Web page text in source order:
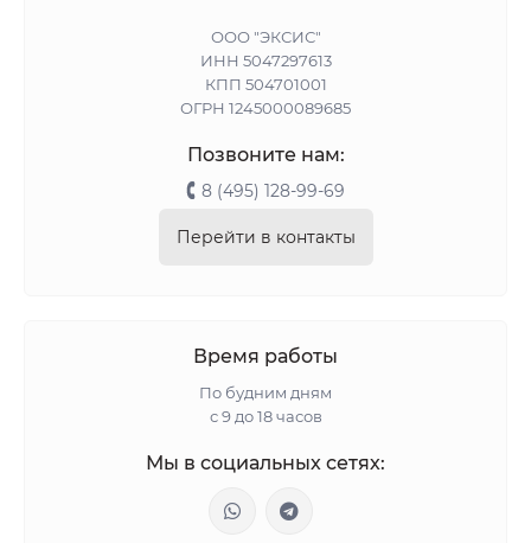
ООО "ЭКСИС"
ИНН 5047297613
КПП 504701001
ОГРН 1245000089685
Позвоните нам:
8 (495) 128-99-69
Перейти в контакты
Время работы
По будним дням
с 9 до 18 часов
Мы в социальных сетях: